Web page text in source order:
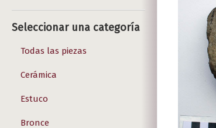
Seleccionar una categoría
Todas las piezas
Cerámica
Estuco
Bronce